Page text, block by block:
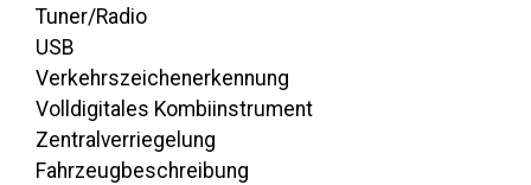
Tuner/Radio
USB
Verkehrszeichenerkennung
Volldigitales Kombiinstrument
Zentralverriegelung
Fahrzeugbeschreibung